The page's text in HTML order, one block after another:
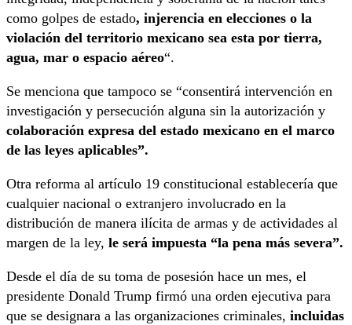
como golpes de estado, injerencia en elecciones o la
violación del territorio mexicano sea esta por tierra,
agua, mar o espacio aéreo“.
Se menciona que tampoco se “consentirá intervención en
investigación y persecución alguna sin la autorización y
colaboración expresa del estado mexicano en el marco
de las leyes aplicables”.
Otra reforma al artículo 19 constitucional establecería que
cualquier nacional o extranjero involucrado en la
distribución de manera ilícita de armas y de actividades al
margen de la ley, le será impuesta “la pena más severa”.
Desde el día de su toma de posesión hace un mes, el
presidente Donald Trump firmó una orden ejecutiva para
que se designara a las organizaciones criminales, incluidas